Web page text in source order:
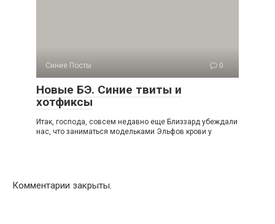
Синие Посты 0
Новые БЭ. Синие твиты и
хотфиксы
Итак, господа, совсем недавно еще Близзард убеждали
нас, что заниматься модельками Эльфов крови у
Комментарии закрыты.